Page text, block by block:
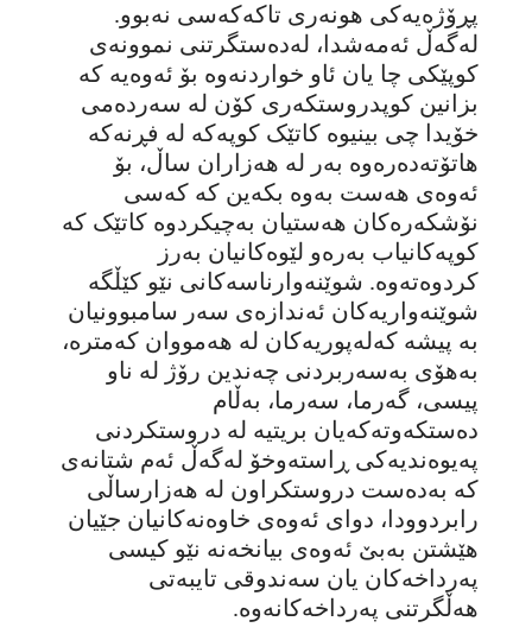
پڕۆژەیەکی هونەری تاکەکەسی نەبوو.
لەگەڵ ئەمەشدا، لەدەستگرتنی نموونەی
کوپێکی چا یان ئاو خواردنەوە بۆ ئەوەیە کە
بزانین کوپدروستکەری کۆن لە سەردەمی
خۆیدا چی بینیوە کاتێک کوپەکە لە فڕنەکە
هاتۆتەدەرەوە بەر لە هەزاران ساڵ، بۆ
ئەوەی هەست بەوە بکەین کە کەسی
نۆشکەرەکان هەستیان بەچیکردوە کاتێک کە
کوپەکانیاب بەرەو لێوەکانیان بەرز
کردوەتەوە. شوێنەوارناسەکانی نێو کێڵگە
شوێنەواریەکان ئەندازەی سەر سامبوونیان
بە پیشە کەلەپوریەکان لە هەمووان کەمترە،
بە‌هۆی بەسەربردنی چەندین رۆژ لە ناو
پیسی، گەرما، سەرما، بەڵام
دەستکەوتەکەیان بریتیە لە دروستکردنی
پەیوەندیەکی ڕاستەوخۆ لەگەڵ ئەم شتانەی
کە بەدەست دروستکراون لە هەزارساڵی
رابردوودا، دوای ئەوەی خاوەنەکانیان جێیان
هێشتن بەبێ ئەوەی بیانخەنە نێو کیسی
پەرداخەکان یان سەندوقی تایبەتی
هەڵگرتنی پەرداخەکانەوە.